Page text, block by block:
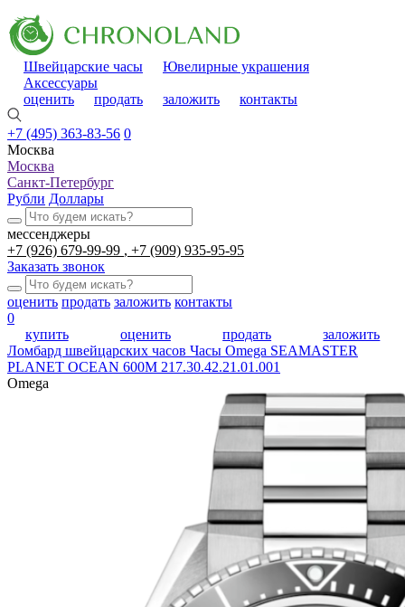
Швейцарские часы
Ювелирные украшения
Аксессуары
оценить
продать заложить контакты
+7 (495) 363-83-56 0
Москва
Москва
Санкт-Петербург
Рубли Доллары
мессенджеры
+7 (926) 679-99-99
+7 (909) 935-95-95
Заказать звонок
оценить продать заложить контакты
0
купить
оценить продать
заложить
Ломбард швейцарских часов Часы Omega SEAMASTER
PLANET OCEAN 600M 217.30.42.21.01.001
Omega